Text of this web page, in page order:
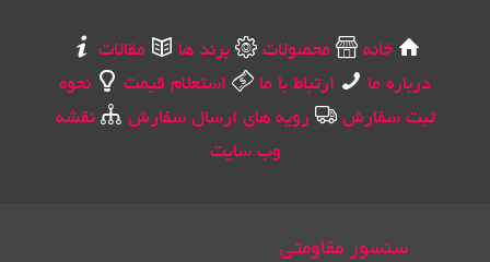
خانه محصولات برند ها
مقالات
درباره ما
ارتباط با ما استعلام قیمت
نحوه
ثبت سفارش
رویه های ارسال سفارش
نقشه
وب سایت
سنسور مقاومتی